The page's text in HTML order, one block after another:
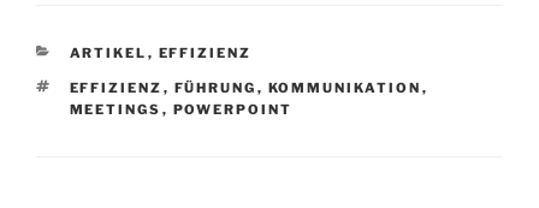
KATEGORIEN
ARTIKEL , EFFIZIENZ
SCHLAGWÖRTER
EFFIZIENZ , FÜHRUNG , KOMMUNIKATION ,
MEETINGS , POWERPOINT